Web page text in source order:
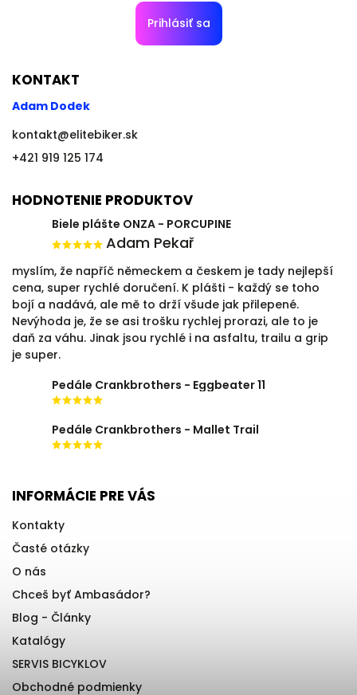
Prihlásiť sa
KONTAKT
Adam Dodek
kontakt@elitebiker.sk
+421 919 125 174
HODNOTENIE PRODUKTOV
Biele plášte ONZA - PORCUPINE
Adam Pekař
myslím, že napříč německem a českem je tady nejlepší
cena, super rychlé doručení. K plášti - každý se toho
bojí a nadává, ale mě to drží všude jak přilepené.
Nevýhoda je, že se asi trošku rychlej prorazi, ale to je
daň za váhu. Jinak jsou rychlé i na asfaltu, trailu a grip
je super.
Pedále Crankbrothers - Eggbeater 11
Pedále Crankbrothers - Mallet Trail
INFORMÁCIE PRE VÁS
Kontakty
Časté otázky
O nás
Chceš byť Ambasádor?
Blog - Články
Katalógy
SERVIS BICYKLOV
Obchodné podmienky